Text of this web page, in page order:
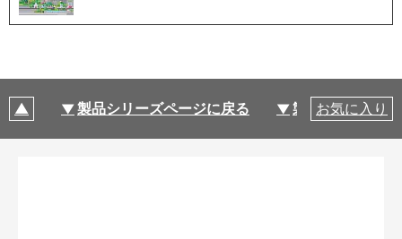
製品シリーズページに戻る 製品仕様
お気に入り